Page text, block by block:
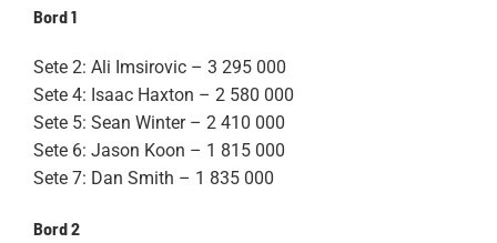
Bord 1
Sete 2: Ali Imsirovic – 3 295 000
Sete 4: Isaac Haxton – 2 580 000
Sete 5: Sean Winter – 2 410 000
Sete 6: Jason Koon – 1 815 000
Sete 7: Dan Smith – 1 835 000
Bord 2